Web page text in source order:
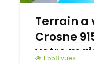
Terrain a
Crosne
votre
1 558 vues